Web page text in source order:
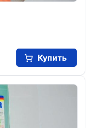
Купить